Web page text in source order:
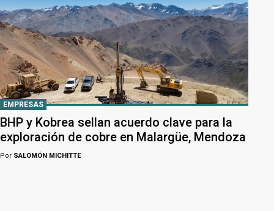
EMPRESAS
BHP y Kobrea sellan acuerdo clave para la
exploración de cobre en Malargüe, Mendoza
Por SALOMÓN MICHITTE